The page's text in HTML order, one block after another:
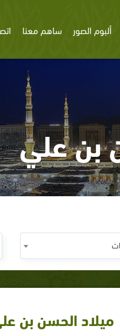
ألبوم الصور ساهم معنا
بن علي
ميلاد الحسن بن